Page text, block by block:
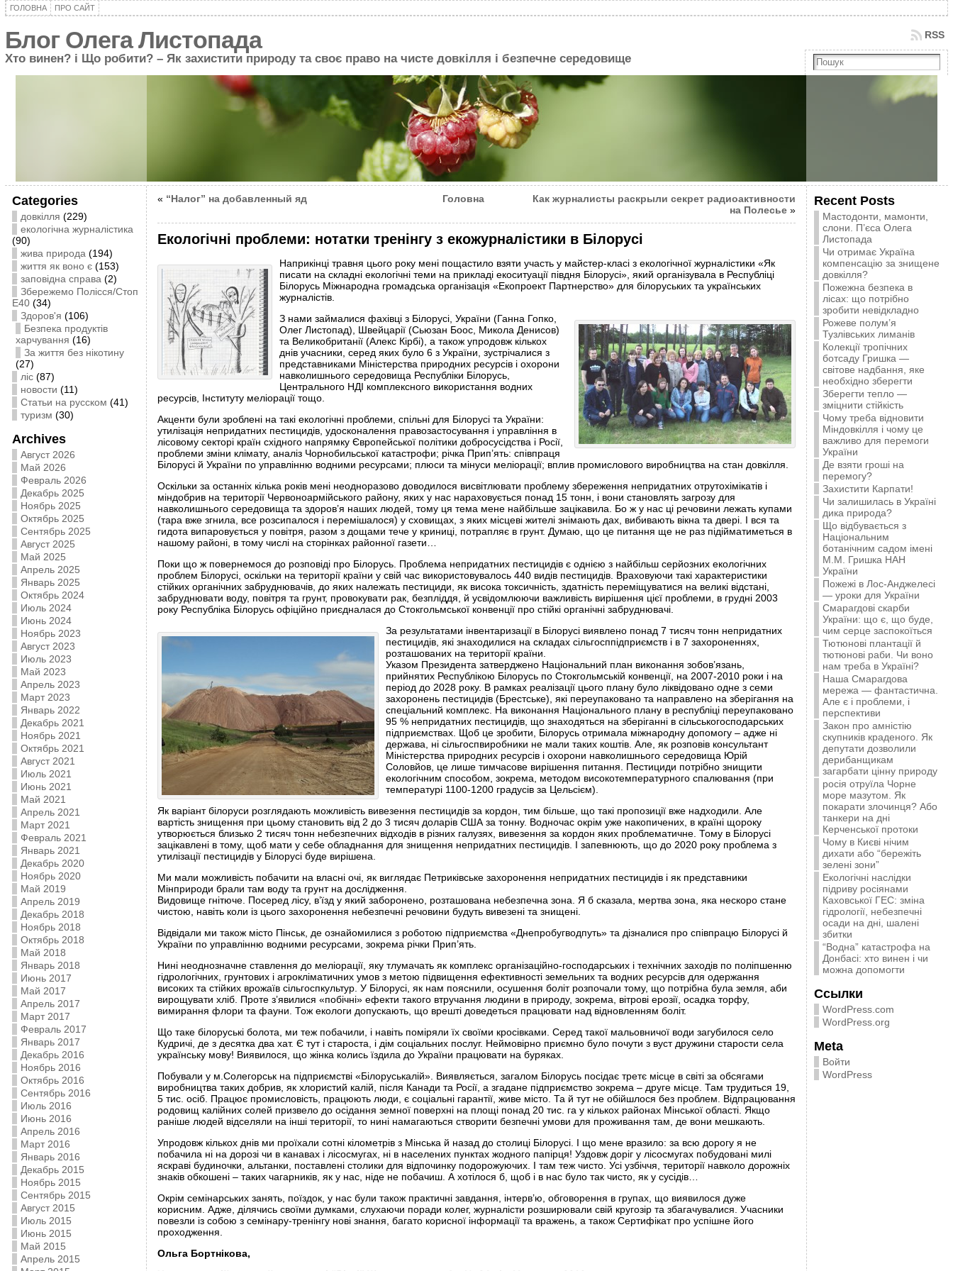
ГОЛОВНА ПРО САЙТ
Блог Олега Листопада
Хто винен? і Що робити? – Як захистити природу та своє право на чисте довкілля і безпечне середовище
RSS
Categories
довкілля (229)
екологічна журналістика
(90)
жива природа (194)
життя як воно є(153)
заповідна справа (2)
Збережемо Полісся/Стоп
Е40(34)
Здоров'я (106)
Безпека продуктів
харчування (16)
За життя без нікотину
(27)
ліс(87)
новости (11)
Статьи на русском (41)
туризм (30)
Archives
Август 2026
Май 2026
Февраль 2026
Декабрь 2025
Ноябрь 2025
Октябрь 2025
Сентябрь 2025
Август 2025
Май 2025
Апрель 2025
Январь 2025
Октябрь 2024
Июль 2024
Июнь 2024
Ноябрь 2023
Август 2023
Июль 2023
Май 2023
Апрель 2023
Март 2023
Январь 2022
Декабрь 2021
Ноябрь 2021
Октябрь 2021
Август 2021
Июль 2021
Июнь 2021
Май 2021
Апрель 2021
Март 2021
Февраль 2021
Январь 2021
Декабрь 2020
Ноябрь 2020
Май 2019
Апрель 2019
Декабрь 2018
Ноябрь 2018
Октябрь 2018
Май 2018
Январь 2018
Июнь 2017
Май 2017
Апрель 2017
Март 2017
Февраль 2017
Январь 2017
Декабрь 2016
Ноябрь 2016
Октябрь 2016
Сентябрь 2016
Июль 2016
Июнь 2016
Апрель 2016
Март 2016
Январь 2016
Декабрь 2015
Ноябрь 2015
Сентябрь 2015
Август 2015
Июль 2015
Июнь 2015
Май 2015
Апрель 2015
« “Налог” на добавленный яд Головна
Как журналисты раскрыли секрет радиоактивности
на Полесье»
Екологічні проблеми: нотатки тренінгу з екожурналістики в Білорусі
Наприкінці травня цього року мені пощастило взяти участь у майстер-класі з екологічної журналістики «Як
писати на складні екологічні теми на прикладі екоситуації півдня Білорусі», який організувала в Республіці
Білорусь Міжнародна громадська організація «Екопроект Партнерство» для білоруських та українських
журналістів.
З нами займалися фахівці з Білорусі, України (Ганна Гопко,
Олег Листопад), Швейцарії (Сьюзан Боос, Микола Денисов)
та Великобританії (Алекс Кірбі), а також упродовж кількох
днів учасники, серед яких було 6 з України, зустрічалися з
представниками Міністерства природних ресурсів і охорони
навколишнього середовища Республіки Білорусь,
Центрального НДІ комплексного використання водних
ресурсів, Інституту меліорації тощо.
Акценти були зроблені на такі екологічні проблеми, спільні для Білорусі та України:
утилізація непридатних пестицидів, удосконалення правозастосування і управління в
лісовому секторі країн східного напрямку Європейської політики добросусідства і Росії,
проблеми зміни клімату, аналіз Чорнобильської катастрофи; річка Прип’ять: співпраця
Білорусі й України по управлінню водними ресурсами; плюси та мінуси меліорації; вплив промислового виробництва на стан довкілля.
Оскільки за останніх кілька років мені неодноразово доводилося висвітлювати проблему збереження непридатних отрутохімікатів і
міндобрив на території Червоноармійського району, яких у нас нараховується понад 15 тонн, і вони становлять загрозу для
навколишнього середовища та здоров’я наших людей, тому ця тема мене найбільше зацікавила. Бо ж у нас ці речовини лежать купами
(тара вже згнила, все розсипалося і перемішалося) у сховищах, з яких місцеві жителі знімають дах, вибивають вікна та двері. І вся та
гидота випаровується у повітря, разом з дощами тече у криниці, потрапляє в грунт. Думаю, що це питання ще не раз підійматиметься в
нашому районі, в тому числі на сторінках районної газети…
Поки що ж повернемося до розповіді про Білорусь. Проблема непридатних пестицидів є однією з найбільш серйозних екологічних
проблем Білорусі, оскільки на території країни у свій час використовувалось 440 видів пестицидів. Враховуючи такі характеристики
стійких органічних забруднювачів, до яких належать пестициди, як висока токсичність, здатність переміщуватися на великі відстані,
забруднювати воду, повітря та грунт, провокувати рак, безпліддя, й усвідомлюючи важливість вирішення цієї проблеми, в грудні 2003
року Республіка Білорусь офіційно приєдналася до Стокгольмської конвенції про стійкі органічні забруднювачі.
За результатами інвентаризації в Білорусі виявлено понад 7 тисяч тонн непридатних
пестицидів, які знаходилися на складах сільгосппідприємств і в 7 захороненнях,
розташованих на території країни.
Указом Президента затверджено Національний план виконання зобов’язань,
прийнятих Республікою Білорусь по Стокгольмській конвенції, на 2007-2010 роки і на
період до 2028 року. В рамках реалізації цього плану було ліквідовано одне з семи
захоронень пестицидів (Брестське), які переупаковано та направлено на зберігання на
спеціальний комплекс. На виконання Національного плану в республіці переупаковано
95 % непридатних пестицидів, що знаходяться на зберіганні в сільськогосподарських
підприємствах. Щоб це зробити, Білорусь отримала міжнародну допомогу – адже ні
держава, ні сільгоспвиробники не мали таких коштів. Але, як розповів консультант
Міністерства природних ресурсів і охорони навколишнього середовища Юрій
Соловйов, це лише тимчасове вирішення питання. Пестициди потрібно знищити
екологічним способом, зокрема, методом високотемпературного спалювання (при
температурі 1100-1200 градусів за Цельсієм).
Як варіант білоруси розглядають можливість вивезення пестицидів за кордон, тим більше, що такі пропозиції вже надходили. Але
вартість знищення при цьому становить від 2 до 3 тисяч доларів США за тонну. Водночас окрім уже накопичених, в країні щороку
утворюється близько 2 тисяч тонн небезпечних відходів в різних галузях, вивезення за кордон яких проблематичне. Тому в Білорусі
зацікавлені в тому, щоб мати у себе обладнання для знищення непридатних пестицидів. І запевнюють, що до 2020 року проблема з
утилізації пестицидів у Білорусі буде вирішена.
Ми мали можливість побачити на власні очі, як виглядає Петриківське захоронення непридатних пестицидів і як представники
Мінприроди брали там воду та грунт на дослідження.
Видовище гнітюче. Посеред лісу, в’їзд у який заборонено, розташована небезпечна зона. Я б сказала, мертва зона, яка нескоро стане
чистою, навіть коли із цього захоронення небезпечні речовини будуть вивезені та знищені.
Відвідали ми також місто Пінськ, де ознайомилися з роботою підприємства «Днепробугводпуть» та дізналися про співпрацю Білорусі й
України по управлінню водними ресурсами, зокрема річки Прип’ять.
Нині неоднозначне ставлення до меліорації, яку тлумачать як комплекс організаційно-господарських і технічних заходів по поліпшенню
гідрологічних, грунтових і агрокліматичних умов з метою підвищення ефективності земельних та водних ресурсів для одержання
високих та стійких врожаїв сільгоспкультур. У Білорусі, як нам пояснили, осушення боліт розпочали тому, що потрібна була земля, аби
вирощувати хліб. Проте з’явилися «побічні» ефекти такого втручання людини в природу, зокрема, вітрові ерозії, осадка торфу,
вимирання флори та фауни. Тож екологи допускають, що врешті доведеться працювати над відновленням боліт.
Що таке білоруські болота, ми теж побачили, і навіть поміряли їх своїми кросівками. Серед такої мальовничої води загубилося село
Кудричі, де з десятка два хат. Є тут і староста, і дім соціальних послуг. Неймовірно приємно було почути з вуст дружини старости села
українську мову! Виявилося, що жінка колись їздила до України працювати на буряках.
Побували у м.Солегорськ на підприємстві «Білоруськалій». Виявляється, загалом Білорусь посідає третє місце в світі за обсягами
виробництва таких добрив, як хлористий калій, після Канади та Росії, а згадане підприємство зокрема – друге місце. Там трудиться 19,
5 тис. осіб. Працює промисловість, працюють люди, є соціальні гарантії, живе місто. Та й тут не обійшлося без проблем. Відпрацювання
родовищ калійних солей призвело до осідання земної поверхні на площі понад 20 тис. га у кількох районах Мінської області. Якщо
раніше людей відселяли на інші території, то нині намагаються створити безпечні умови для проживання там, де вони мешкають.
Упродовж кількох днів ми проїхали сотні кілометрів з Мінська й назад до столиці Білорусі. І що мене вразило: за всю дорогу я не
побачила ні на дорозі чи в канавах і лісосмугах, ні в населених пунктах жодного папірця! Уздовж доріг у лісосмугах побудовані милі
яскраві будиночки, альтанки, поставлені столики для відпочинку подорожуючих. І там теж чисто. Усі узбіччя, території навколо дорожніх
знаків обкошені – таких чагарників, як у нас, ніде не побачиш. А хотілося б, щоб і в нас було так чисто, як у сусідів…
Окрім семінарських занять, поїздок, у нас були також практичні завдання, інтерв’ю, обговорення в групах, що виявилося дуже
корисним. Адже, ділячись своїми думками, слухаючи поради колег, журналісти розширювали свій кругозір та збагачувалися. Учасники
повезли із собою з семінару-тренінгу нові знання, багато корисної інформації та вражень, а також Сертифікат про успішне його
проходження.
Ольга Бортнікова,
Recent Posts
Мастодонти, мамонти,
слони. П’єса Олега
Листопада
Чи отримає Україна
компенсацію за знищене
довкілля?
Пожежна безпека в
лісах: що потрібно
зробити невідкладно
Рожеве полум’я
Тузлівських лиманів
Колекції тропічних
ботсаду Гришка —
світове надбання, яке
необхідно зберегти
Зберегти тепло —
зміцнити стійкість
Чому треба відновити
Міндовкілля і чому це
важливо для перемоги
України
Де взяти гроші на
перемогу?
Захистити Карпати!
Чи залишилась в Україні
дика природа?
Що відбувається з
Національним
ботанічним садом імені
М.М. Гришка НАН
України
Пожежі в Лос-Анджелесі
— уроки для України
Смарагдові скарби
України: що є, що буде,
чим серце заспокоїться
Тютюнові плантації й
тютюнові раби. Чи воно
нам треба в Україні?
Наша Смарагдова
мережа — фантастична.
Але є і проблеми, і
перспективи
Закон про амністію
скупників краденого. Як
депутати дозволили
дерибанщикам
загарбати цінну природу
росія отруїла Чорне
море мазутом. Як
покарати злочинця? Або
танкери на дні
Керченської протоки
Чому в Києві нічим
дихати або “бережіть
зелені зони”
Екологічні наслідки
підриву росіянами
Каховської ГЕС: зміна
гідрології, небезпечні
осади на дні, шалені
збитки
“Водна” катастрофа на
Донбасі: хто винен і чи
можна допомогти
Ссылки
WordPress.com
WordPress.org
Meta
Войти
WordPress